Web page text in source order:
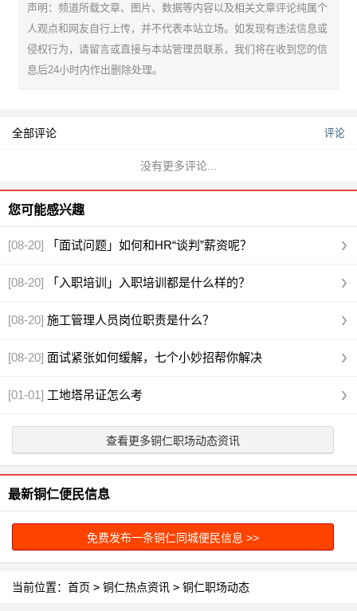
声明：频道所载文章、图片、数据等内容以及相关文章评论纯属个
人观点和网友自行上传，并不代表本站立场。如发现有违法信息或
侵权行为，请留言或直接与本站管理员联系，我们将在收到您的信
息后24小时内作出删除处理。
全部评论 评论
没有更多评论...
您可能感兴趣
[08-20] 「面试问题」如何和HR“谈判”薪资呢？
[08-20] 「入职培训」入职培训都是什么样的？
[08-20] 施工管理人员岗位职责是什么？
[08-20] 面试紧张如何缓解，七个小妙招帮你解决
[01-01] 工地塔吊证怎么考
查看更多铜仁职场动态资讯
最新铜仁便民信息
免费发布一条铜仁同城便民信息 >>
当前位置： 首页 > 铜仁热点资讯 > 铜仁职场动态